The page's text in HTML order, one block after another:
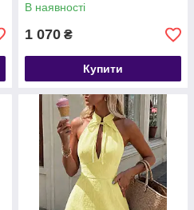
В наявності
1 070 ₴
Купити